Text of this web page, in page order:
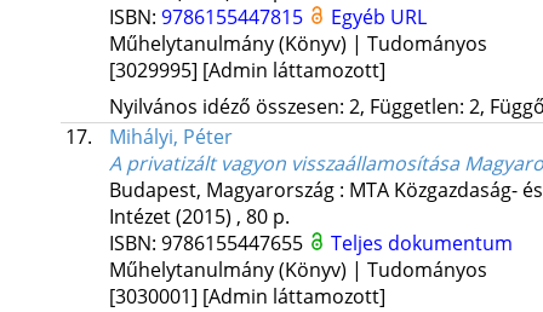
ISBN: 9786155447815
Egyéb URL
Műhelytanulmány (Könyv) | Tudományos
[3029995] [Admin láttamozott]
Nyilvános idéző összesen: 2, Független: 2,
17.
Mihályi, Péter
A privatizált vagyon visszaállamosítása
Budapest, Magyarország : MTA Közgazdaság-
Intézet(2015) , 80 p.
ISBN: 9786155447655
Teljes dokumentum
Műhelytanulmány (Könyv) | Tudományos
[3030001] [Admin láttamozott]